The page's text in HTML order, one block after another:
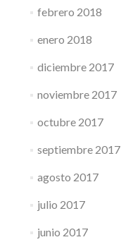
febrero 2018
enero 2018
diciembre 2017
noviembre 2017
octubre 2017
septiembre 2017
agosto 2017
julio 2017
junio 2017